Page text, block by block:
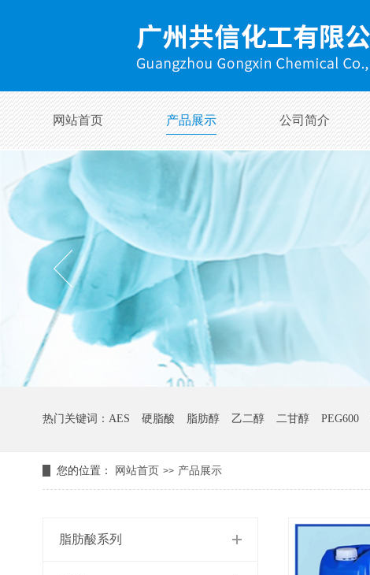
网站首页 产品展示 公司简介
热门关键词： AES 硬脂酸 脂肪醇 乙二醇 二甘醇 PEG600
您的位置： 网站首页 >> 产品展示
脂肪酸系列